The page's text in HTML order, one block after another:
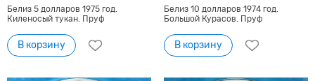
Белиз 5 долларов 1975 год.
Киленосый тукан. Пруф
В корзину
Белиз 10 долларов 1974 год.
Большой Курасов. Пруф
В корзину